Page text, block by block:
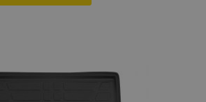
oblíbeným